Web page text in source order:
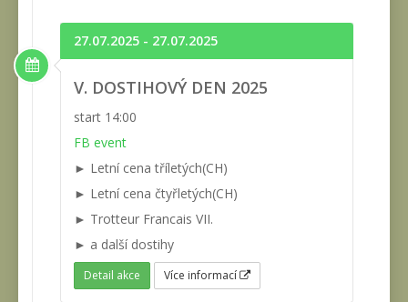
27.07.2025 - 27.07.2025
V. DOSTIHOVÝ DEN 2025
start 14:00
FB event
► Letní cena tříletých(CH)
► Letní cena čtyřletých(CH)
► Trotteur Francais VII.
► a další dostihy
Detail akce Více informací